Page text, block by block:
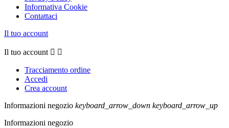
Informativa Cookie
Contattaci
Il tuo account
Il tuo account  
Tracciamento ordine
Accedi
Crea account
Informazioni negozio keyboard_arrow_down keyboard_arrow_up
Informazioni negozio